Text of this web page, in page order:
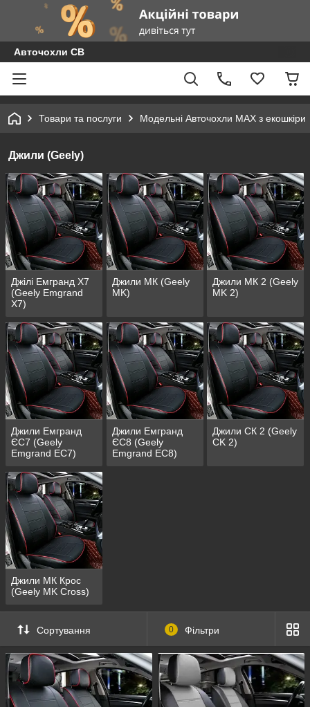
Авточохли СВ
Товари та послуги Модельні Авточохли MAX з екошкіри
Джили (Geely)
Джілі Емгранд Х7
(Geely Emgrand
X7)
Джили МК (Geely
MK)
Джили МК 2 (Geely
MK 2)
Джили Емгранд
ЄС7 (Geely
Emgrand EC7)
Джили Емгранд
ЄС8 (Geely
Emgrand EC8)
Джили СК 2 (Geely
CK 2)
Джили МК Крос
(Geely MK Cross)
Сортування 0 Фільтри